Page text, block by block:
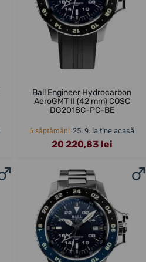
Ball Engineer Hydrocarbon
AeroGMT II (42 mm) COSC
DG2018C-PC-BE
6 săptămâni 25. 9. la tine acasă
20 220,83 lei